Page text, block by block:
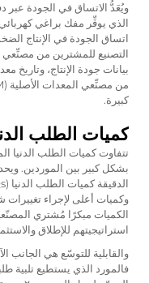
ويُعَدُّ الاتساق في الجودة عبر
الذي يوفِّر مفك براغي
اتساق الجودة في الإنتاج
بيانات جودة الإنتاج، وتاريخ
كبيرة.
كميات الطلب
بشكل كبير بين الموردين.
وكميات أعلى لإجراء
استراتيجيتهم للإطلاق